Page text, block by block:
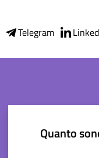
Telegram
Quanto